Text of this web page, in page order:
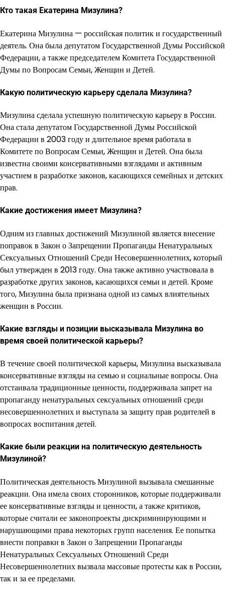
Кто такая Екатерина Мизулина?
Екатерина Мизулина — российская политик и государственный
деятель. Она была депутатом Государственной Думы Российской
Федерации, а также председателем Комитета Государственной
Думы по Вопросам Семьи, Женщин и Детей.
Какую политическую карьеру сделала Мизулина?
Мизулина сделала успешную политическую карьеру в России.
Она стала депутатом Государственной Думы Российской
Федерации в 2003 году и длительное время работала в
Комитете по Вопросам Семьи, Женщин и Детей. Она была
известна своими консервативными взглядами и активным
участием в разработке законов, касающихся семейных и детских
прав.
Какие достижения имеет Мизулина?
Одним из главных достижений Мизулиной является внесение
поправок в Закон о Запрещении Пропаганды Ненатуральных
Сексуальных Отношений Среди Несовершеннолетних, который
был утвержден в 2013 году. Она также активно участвовала в
разработке других законов, касающихся семьи и детей. Кроме
того, Мизулина была признана одной из самых влиятельных
женщин в России.
Какие взгляды и позиции высказывала Мизулина во
время своей политической карьеры?
В течение своей политической карьеры, Мизулина высказывала
консервативные взгляды на семью и социальные вопросы. Она
отстаивала традиционные ценности, поддерживала запрет на
пропаганду ненатуральных сексуальных отношений среди
несовершеннолетних и выступала за защиту прав родителей в
вопросах воспитания детей.
Какие были реакции на политическую деятельность
Мизулиной?
Политическая деятельность Мизулиной вызывала смешанные
реакции. Она имела своих сторонников, которые поддерживали
ее консервативные взгляды и ценности, а также критиков,
которые считали ее законопроекты дискриминирующими и
нарушающими права некоторых групп населения. Ее попытка
внести поправки в Закон о Запрещении Пропаганды
Ненатуральных Сексуальных Отношений Среди
Несовершеннолетних вызвала массовые протесты как в России,
так и за ее пределами.